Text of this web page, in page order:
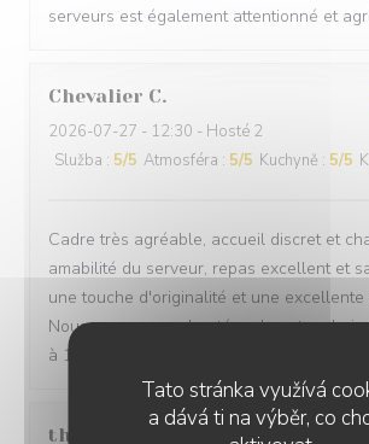
Tato stránka využívá
a dává ti na výběr, co
serveurs est également attentionné et
Chevalier C
2026-07-27 - 12:30 - Hosté 2
Služba : 5/5 Atmosféra : 5/5 Kuchyně : 5/5
Cadre très agréable, accueil discret et
amabilité du serveur, repas excellent et
une touche d'originalité et une excellente
Nous sommes enchantées de notre
à 100/100. Merci
thurl